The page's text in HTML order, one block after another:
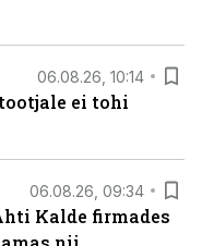
06.08.26, 10:14
ei tohi
06.08.26, 09:34
Kalde firmades